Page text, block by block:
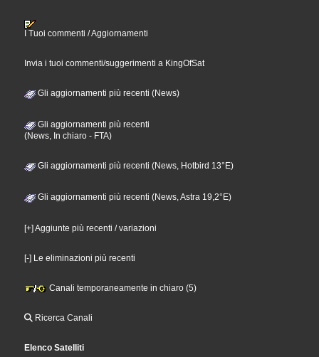
I Tuoi commenti / Aggiornamenti
Invia i tuoi commenti/suggerimenti a KingOfSat
Gli aggiornamenti più recenti (News)
Gli aggiornamenti più recenti
(News, In chiaro - FTA)
Gli aggiornamenti più recenti (News, Hotbird 13°E)
Gli aggiornamenti più recenti (News, Astra 19,2°E)
[+] Aggiunte più recenti / variazioni
[-] Le eliminazioni più recenti
Canali temporaneamente in chiaro (5)
Ricerca Canali
Elenco Satelliti